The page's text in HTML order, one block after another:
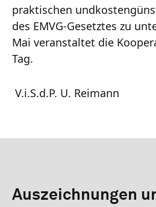
praktischen
des EMVG-Gesetztes zu
Mai veranstaltet die
Tag.
V.i.S.d.P. U. Reimann
Auszeichnungen